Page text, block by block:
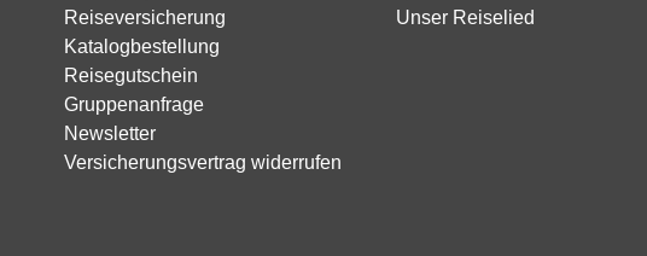
Reiseversicherung
Katalogbestellung
Reisegutschein
Gruppenanfrage
Newsletter
Versicherungsvertrag widerrufen
Unser Reiselied